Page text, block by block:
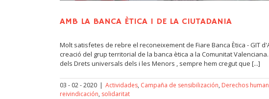
AMB LA BANCA ÈTICA I DE LA CIUTADANIA
Molt satisfetes de rebre el reconeixement de Fiare Banca Ètica - GIT
creació del grup territorial de la banca ètica a la Comunitat
dels Drets universals dels i les Menors , sempre hem cregut que [...]
03 - 02 - 2020 | Actividades, Campaña de sensibilización, Derechos
reivindicación, solidaritat